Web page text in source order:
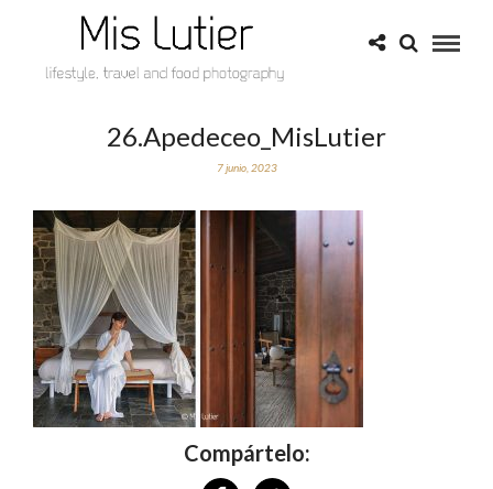
26.Apedeceo_MisLutier
7 junio, 2023
Compártelo: